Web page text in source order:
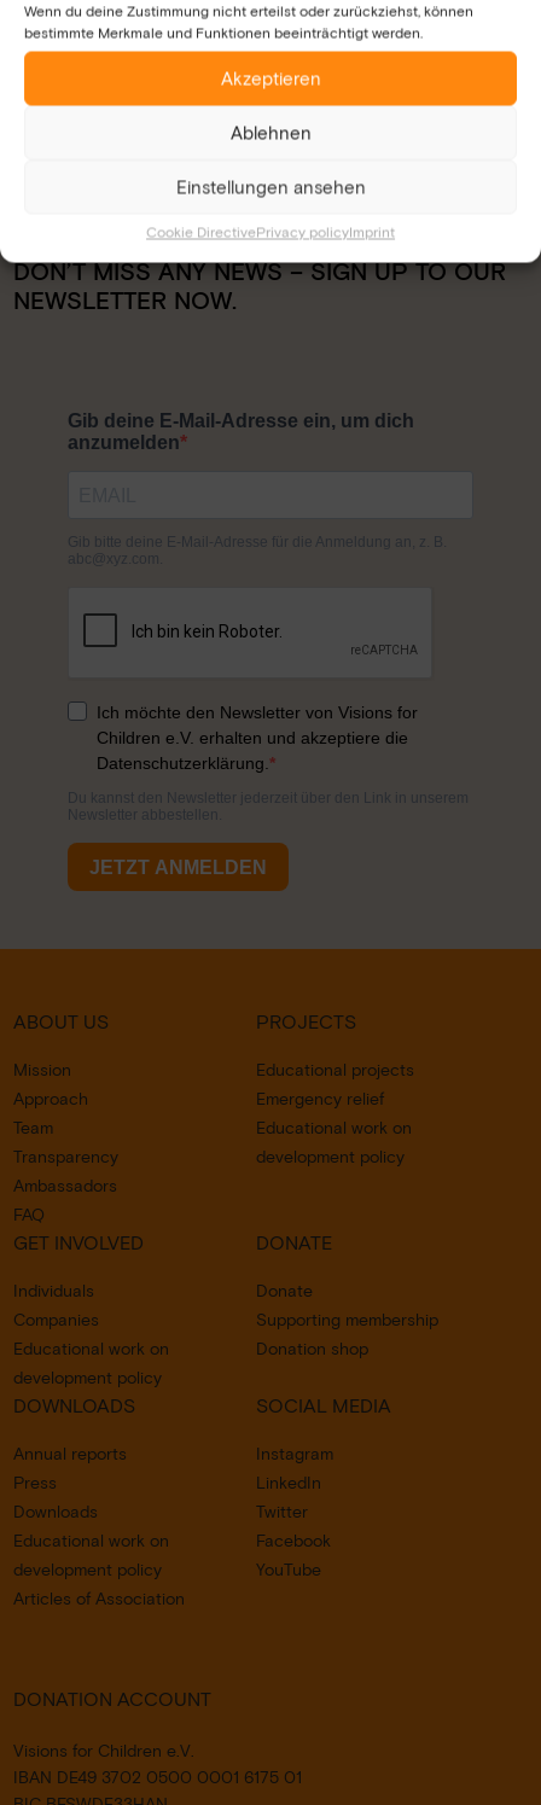
Wenn du deine Zustimmung nicht erteilst oder zurückziehst, können
bestimmte Merkmale und Funktionen beeinträchtigt werden.
Akzeptieren
Ablehnen
Einstellungen ansehen
Cookie DirectivePrivacy policyImprint
info@visions4children.org
Feldstraße 36
DON’T MISS ANY NEWS – SIGN UP TO OUR
NEWSLETTER NOW.
ABOUT US
Mission
Approach
Team
Transparency
Ambassadors
FAQ
PROJECTS
Educational projects
Emergency relief
Educational work on
development policy
GET INVOLVED
Individuals
Companies
Educational work on
development policy
DONATE
Donate
Supporting membership
Donation shop
DOWNLOADS
Annual reports
Press
Downloads
Educational work on
development policy
Articles of Association
SOCIAL MEDIA
Instagram
LinkedIn
Twitter
Facebook
YouTube
DONATION ACCOUNT
Visions for Children e.V.
IBAN DE49 3702 0500 0001 6175 01